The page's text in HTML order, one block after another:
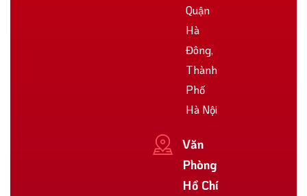
Quận
Hà
Đông,
Thành
Phố
Hà Nội
Văn
Phòng
Hồ Chí